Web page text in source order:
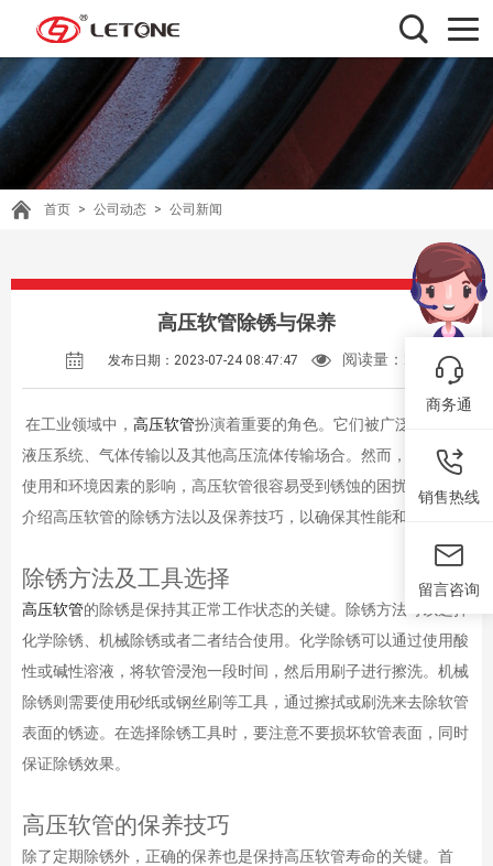
首页 > 公司动态 > 公司新闻
高压软管除锈与保养
发布日期：2023-07-24 08:47:47 阅读量：
在工业领域中， 高压软管扮演着重要的角色。它们被广泛应用于
液压系统、气体传输以及其他高压流体传输场合。然而，由于长期
使用和环境因素的影响，高压软管很容易受到锈蚀的困扰。本文将
介绍高压软管的除锈方法以及保养技巧，以确保其性能和寿命。
除锈方法及工具选择
高压软管的除锈是保持其正常工作状态的关键。除锈方法可以选择
化学除锈、机械除锈或者二者结合使用。化学除锈可以通过使用酸
性或碱性溶液，将软管浸泡一段时间，然后用刷子进行擦洗。机械
除锈则需要使用砂纸或钢丝刷等工具，通过擦拭或刷洗来去除软管
表面的锈迹。在选择除锈工具时，要注意不要损坏软管表面，同时
保证除锈效果。
高压软管的保养技巧
除了定期除锈外，正确的保养也是保持高压软管寿命的关键。首
商务通
销售热线
留言咨询